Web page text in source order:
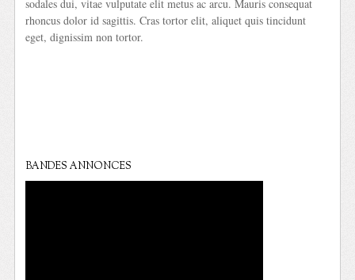
sodales dui, vitae vulputate elit metus ac arcu. Mauris consequat
rhoncus dolor id sagittis. Cras tortor elit, aliquet quis tincidunt
eget, dignissim non tortor.
BANDES ANNONCES